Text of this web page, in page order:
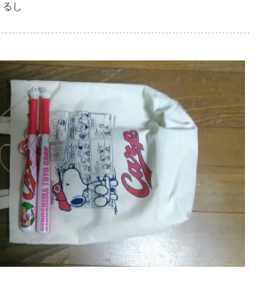
るし